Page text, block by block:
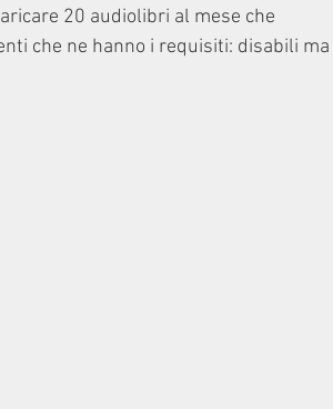
20 audiolibri al mese che
che ne hanno i requisiti: disabili ma